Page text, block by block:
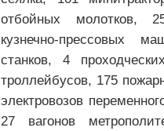
отбойных молотков,
кузнечно-прессовых
станков, 4
троллейбусов, 175
электровозов
27 вагонов